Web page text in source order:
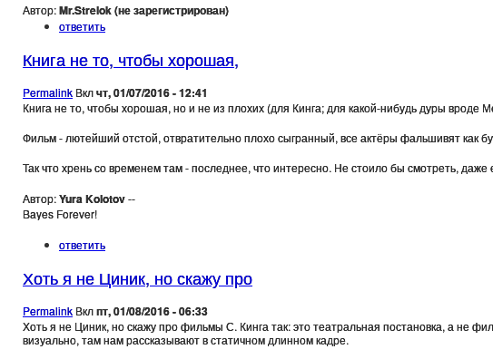
Автор:Mr.Strelok (не зарегистрирован)
ответить
Книга не то, чтобы хорошая,
Permalink Вклчт, 01/07/2016 - 12:41
Книга не то, чтобы хорошая, но и не из плохих (для Кинга; для какой-нибудь дуры вроде
Фильм - лютейший отстой, отвратительно плохо сыгранный, все актёры фальшивят как
Так что хрень со временем там - последнее, что интересно. Не стоило бы смотреть,
Автор:Yura Kolotov--
Bayes Forever!
ответить
Хоть я не Циник, но скажу про
Permalink Вклпт, 01/08/2016 - 06:33
Хоть я не Циник, но скажу про фильмы С. Кинга так: это театральная постановка, а не
визуально, там нам рассказывают в статичном длинном кадре.